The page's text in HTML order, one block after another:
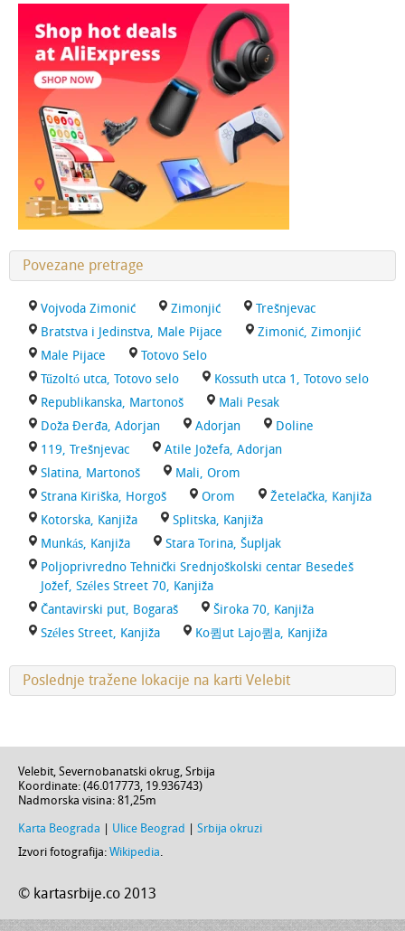
Povezane pretrage
Vojvoda Zimonić Zimonjić
Trešnjevac
Bratstva i Jedinstva, Male Pijace
Zimonić, Zimonjić
Male Pijace
Totovo Selo
Tűzoltó utca, Totovo selo
Kossuth utca 1, Totovo selo
Republikanska, Martonoš
Mali Pesak
Doža Đerđa, Adorjan
Adorjan
Doline
119, Trešnjevac
Atile Jožefa, Adorjan
Slatina, Martonoš
Mali, Orom
Strana Kiriška, Horgoš
Orom
Žetelačka, Kanjiža
Kotorska, Kanjiža
Splitska, Kanjiža
Munkás, Kanjiža
Stara Torina, Šupljak
Poljoprivredno Tehnički Srednjoškolski centar Besedeš
Jožef, Széles Street 70, Kanjiža
Čantavirski put, Bogaraš
Široka 70, Kanjiža
Széles Street, Kanjiža
Ko큄ut Lajo큄a, Kanjiža
Poslednje tražene lokacije na karti Velebit
Velebit, Severnobanatski okrug, Srbija
Koordinate: (46.017773, 19.936743)
Nadmorska visina: 81,25m
Karta Beograda Ulice Beograd
Srbija okruzi
Izvori fotografija: Wikipedia.
© kartasrbije.co 2013